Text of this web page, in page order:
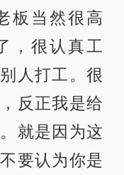
在给社会打
的时候发
的苦。现在
怎么订机票